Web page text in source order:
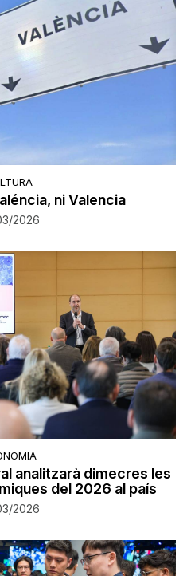
ni Valencia
2026
analitzarà dimecres les
del 2026 al país
2026